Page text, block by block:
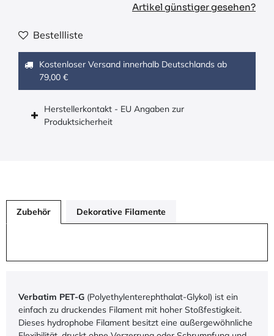
Artikel günstiger gesehen?
Bestellliste
Kostenloser Versand innerhalb Deutschlands ab
79,00 €
Herstellerkontakt - EU Angaben zur
Produktsicherheit
Zubehör Dekorative Filamente
Verbatim PET-G (Polyethylenterephthalat-Glykol) ist ein
einfach zu druckendes Filament mit hoher Stoßfestigkeit.
Dieses hydrophobe Filament besitzt eine außergewöhnliche